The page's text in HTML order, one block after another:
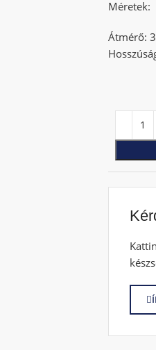
Méretek:
Átmérő: